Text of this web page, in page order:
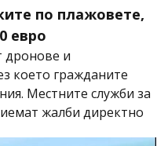
по плажовете,
евро
дронове и
което гражданите
Местните служби за
жалби директно